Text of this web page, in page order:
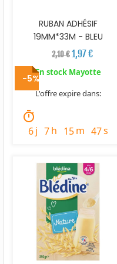
RUBAN ADHÉSIF
19MM*33M - BLEU
2,10 €1,97 €
En stock Mayotte
L'offre expire dans:
timer
6j 7h 15m 46s
-5%